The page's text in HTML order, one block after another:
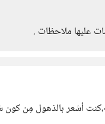
عليها ملاحظات .
أشعر بالذهول مِن